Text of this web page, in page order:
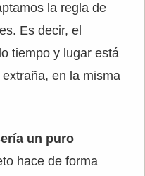
la regla de
Es decir, el
tiempo y lugar está
en la misma
un puro
hace de forma